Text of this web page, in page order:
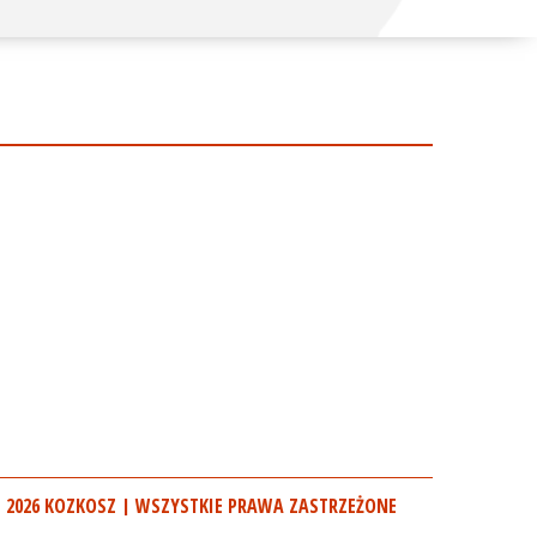
KOZKOSZ | WSZYSTKIE PRAWA ZASTRZEŻONE